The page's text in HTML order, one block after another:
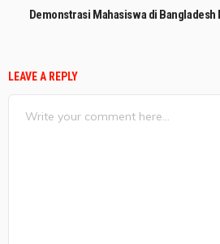
Demonstrasi Mahasiswa di
LEAVE A REPLY